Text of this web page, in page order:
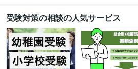
受験対策の相談の人気サービス